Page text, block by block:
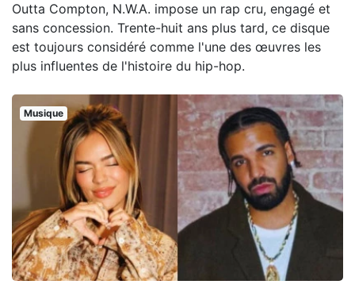
Outta Compton, N.W.A. impose un rap cru, engagé et
sans concession. Trente-huit ans plus tard, ce disque
est toujours considéré comme l'une des œuvres les
plus influentes de l'histoire du hip-hop.
Musique